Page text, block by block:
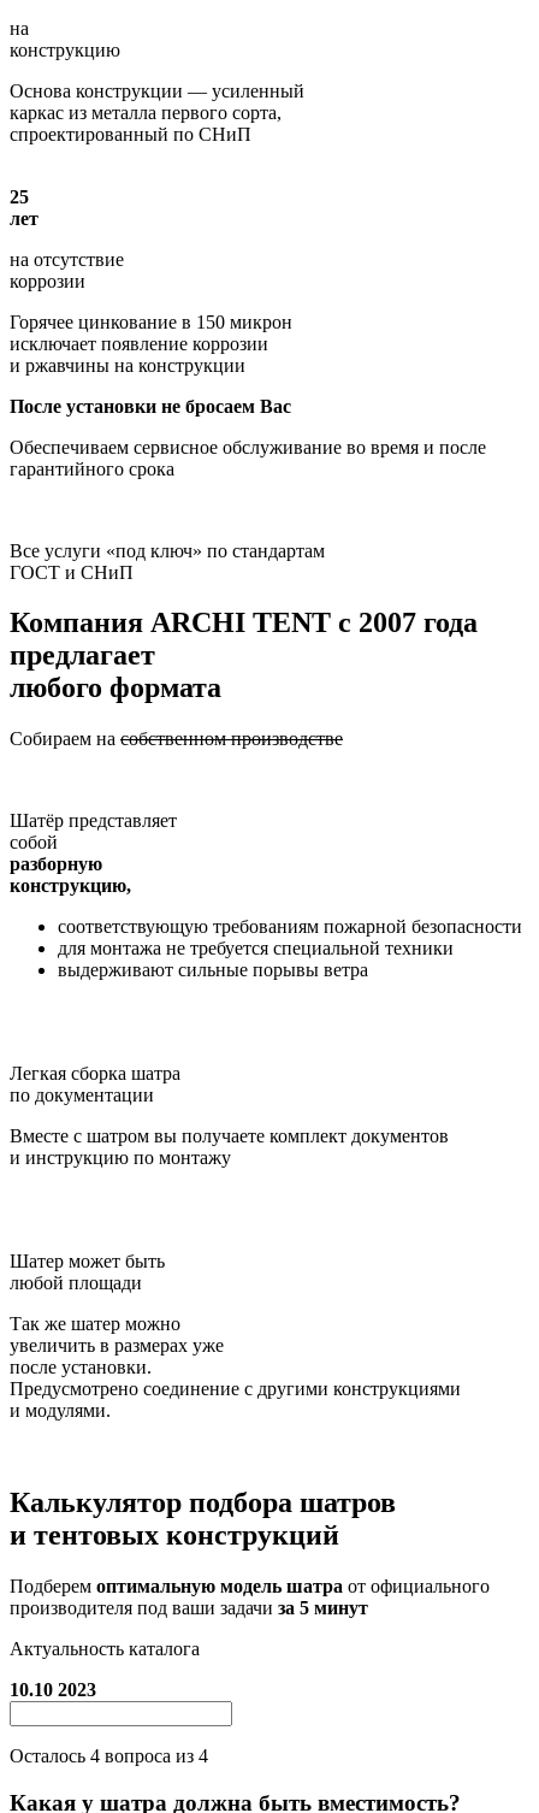
на
конструкцию
Основа конструкции — усиленный
каркас из металла первого сорта,
спроектированный по СНиП
25
лет
на отсутствие
коррозии
Горячее цинкование в 150 микрон
исключает появление коррозии
и ржавчины на конструкции
После установки не бросаем Вас
Обеспечиваем сервисное обслуживание во время и после
гарантийного срока
Все услуги «под ключ» по стандартам
ГОСТ и СНиП
Компания ARCHI TENT с 2007 года
предлагает
любого формата
Собираем на собственном производстве
Шатёр представляет
собой
разборную
конструкцию,
соответствующую требованиям пожарной безопасности
для монтажа не требуется специальной техники
выдерживают сильные порывы ветра
Легкая сборка шатра
по документации
Вместе с шатром вы получаете комплект документов
и инструкцию по монтажу
Шатер может быть
любой площади
Так же шатер можно
увеличить в размерах уже
после установки.
Предусмотрено соединение с другими конструкциями
и модулями.
Калькулятор подбора шатров
и тентовых конструкций
Подберем оптимальную модель шатра от официального
производителя под ваши задачи за 5 минут
Актуальность каталога
10.10 2023
Осталось 4 вопроса из 4
Какая у шатра должна быть вместимость?